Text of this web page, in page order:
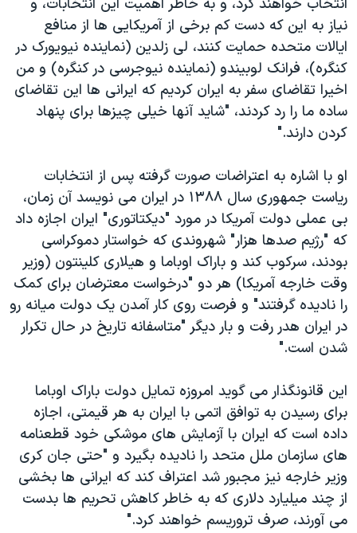
انتخاب خواهند کرد، و به خاطر اهمیت این انتخابات، و
نیاز به این که دست کم برخی از آمریکایی ها از منافع
ایالات متحده حمایت کنند، لی زلدین (نماینده نیویورک در
کنگره)، فرانک لوبیندو (نماینده نیوجرسی در کنگره) و من
اخیرا تقاضای سفر به ایران کردیم که ایرانی ها این تقاضای
ساده ما را رد کردند، "شاید آنها خیلی چیزها برای پنهاد
کردن دارند."
او با اشاره به اعتراضات صورت گرفته پس از انتخابات
ریاست جمهوری سال ۱۳۸۸ در ایران می نویسد آن زمان،
بی عملی دولت آمریکا در مورد "دیکتاتوری" ایران اجازه داد
که "رژیم صدها هزار" شهروندی که خواستار دموکراسی
بودند، سرکوب کند و باراک اوباما و هیلاری کلینتون (وزیر
وقت خارجه آمریکا) هر دو "درخواست معترضان برای کمک
را نادیده گرفتند" و فرصت روی کار آمدن یک دولت میانه رو
در ایران هدر رفت و بار دیگر "متاسفانه تاریخ در حال تکرار
شدن است."
این قانونگذار می گوید امروزه تمایل دولت باراک اوباما
برای رسیدن به توافق اتمی با ایران به هر قیمتی، اجازه
داده است که ایران با آزمایش های موشکی خود قطعنامه
های سازمان ملل متحد را نادیده بگیرد و "حتی جان کری
وزیر خارجه نیز مجبور شد اعتراف کند که ایرانی ها بخشی
از چند میلیارد دلاری که به خاطر کاهش تحریم ها بدست
می آورند، صرف تروریسم خواهند کرد."